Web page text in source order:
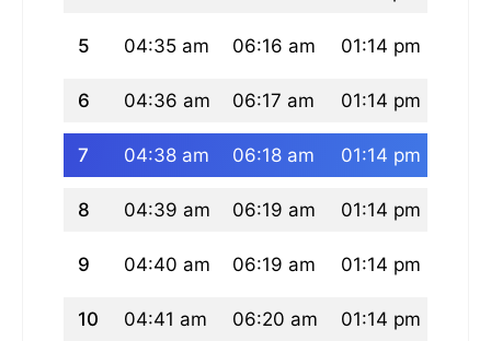
5 04:35 am 06:16 am 01:14 pm
6 04:36 am 06:17 am 01:14 pm
7 04:38 am 06:18 am 01:14 pm
8 04:39 am 06:19 am 01:14 pm
9 04:40 am 06:19 am 01:14 pm
10 04:41 am 06:20 am 01:14 pm